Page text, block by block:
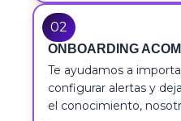
02
ONBOARDING
Te ayudamos a
configurar alertas y
el conocimiento,